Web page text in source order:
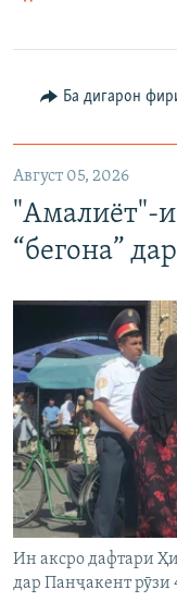
Ба дигарон
Август 05, 2026
"Амалиёт"-
“бегона”
Ин аксро дафтари
дар Панҷакент рӯзи